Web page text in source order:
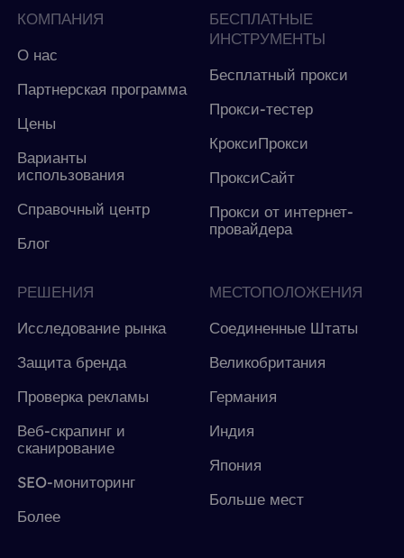
КОМПАНИЯ
О нас
Партнерская программа
Цены
Варианты
использования
Справочный центр
Блог
БЕСПЛАТНЫЕ
ИНСТРУМЕНТЫ
Бесплатный прокси
Прокси-тестер
КроксиПрокси
ПроксиСайт
Прокси от интернет-
провайдера
РЕШЕНИЯ
Исследование рынка
Защита бренда
Проверка рекламы
Веб-скрапинг и
сканирование
SEO-мониторинг
Более
МЕСТОПОЛОЖЕНИЯ
Соединенные Штаты
Великобритания
Германия
Индия
Япония
Больше мест